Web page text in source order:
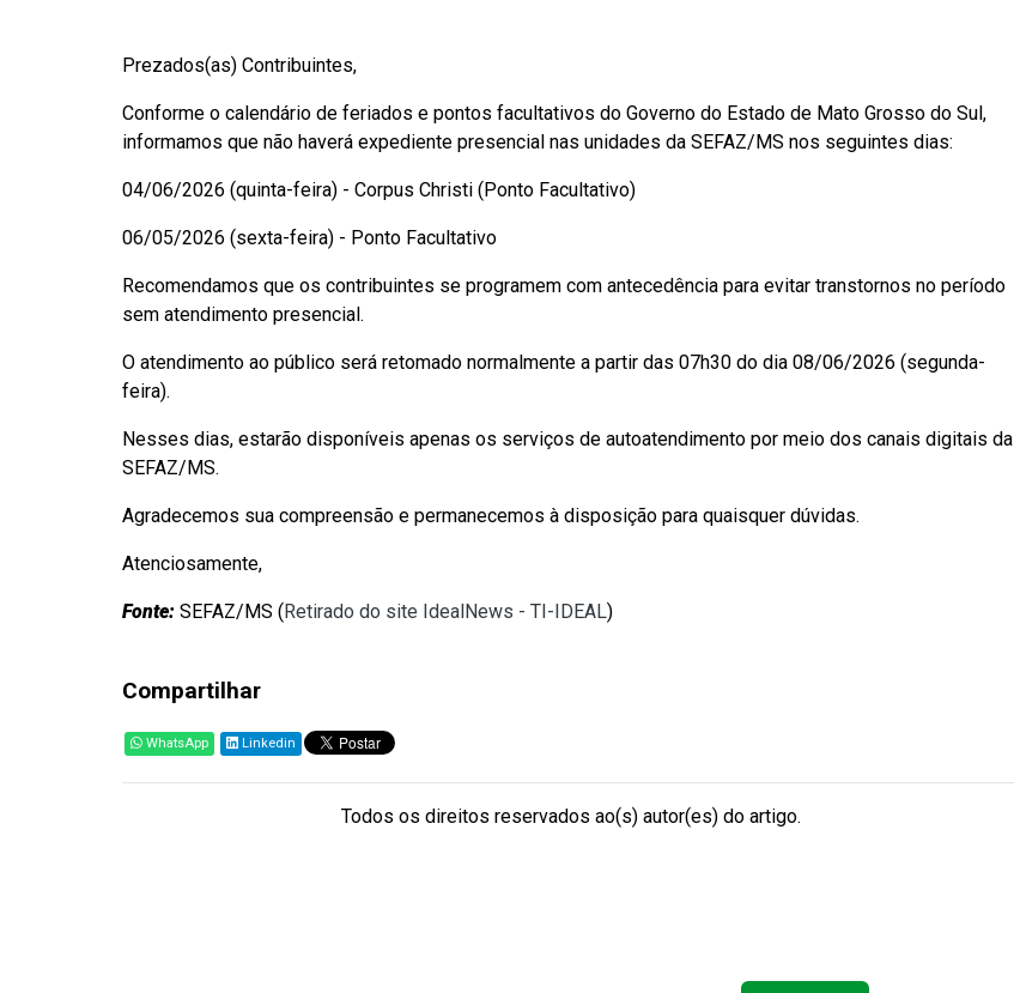
Prezados(as) Contribuintes,
Conforme o calendário de feriados e pontos facultativos do Governo do Estado de Mato Grosso do Sul,
informamos que não haverá expediente presencial nas unidades da SEFAZ/MS nos seguintes dias:
04/06/2026 (quinta-feira) - Corpus Christi (Ponto Facultativo)
06/05/2026 (sexta-feira) - Ponto Facultativo
Recomendamos que os contribuintes se programem com antecedência para evitar transtornos no período
sem atendimento presencial.
O atendimento ao público será retomado normalmente a partir das 07h30 do dia 08/06/2026 (segunda-
feira).
Nesses dias, estarão disponíveis apenas os serviços de autoatendimento por meio dos canais digitais da
SEFAZ/MS.
Agradecemos sua compreensão e permanecemos à disposição para quaisquer dúvidas.
Atenciosamente,
Fonte: SEFAZ/MS (Retirado do site IdealNews - TI-IDEAL)
Compartilhar
WhatsApp Linkedin
Todos os direitos reservados ao(s) autor(es) do artigo.